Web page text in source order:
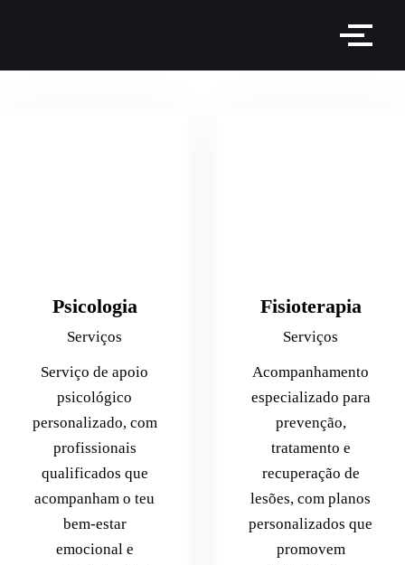
Psicologia
Serviços
Serviço de apoio
psicológico
personalizado, com
profissionais
qualificados que
acompanham o teu
bem-estar
emocional e
Fisioterapia
Serviços
Acompanhamento
especializado para
prevenção,
tratamento e
recuperação de
lesões, com planos
personalizados que
promovem